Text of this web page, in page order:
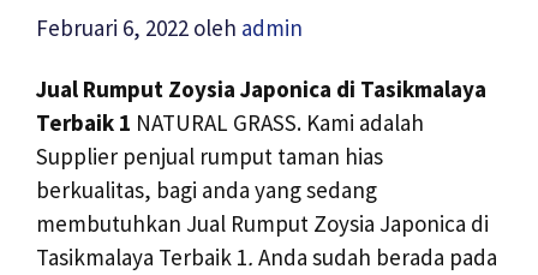
Februari 6, 2022 oleh admin
Jual Rumput Zoysia Japonica di Tasikmalaya
Terbaik 1 NATURAL GRASS. Kami adalah
Supplier penjual rumput taman hias
berkualitas, bagi anda yang sedang
membutuhkan Jual Rumput Zoysia Japonica di
Tasikmalaya Terbaik 1. Anda sudah berada pada